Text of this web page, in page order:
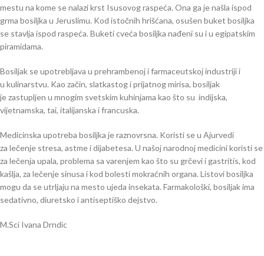
mestu na kome se nalazi krst Isusovog raspeća. Ona ga je našla ispod
grma bosiljka u Jeruslimu. Kod istočnih hrišćana, osušen buket bosiljka
se stavlja ispod raspeća. Buketi cveća bosiljka nađeni su i u egipatskim
piramidama.
Bosiljak se upotrebljava u prehrambenoj i farmaceutskoj industriji i
u kulinarstvu. Kao začin, slatkastog i prijatnog mirisa, bosiljak
je zastupljen u mnogim svetskim kuhinjama kao što su indijska,
vijetnamska, tai, italijanska i francuska.
Medicinska upotreba bosiljka je raznovrsna. Koristi se u Ajurvedi
za lečenje stresa, astme i dijabetesa. U našoj narodnoj medicini koristi se
za lečenja upala, problema sa varenjem kao što su grčevi i gastritis, kod
kašlja, za lečenje sinusa i kod bolesti mokraćnih organa. Listovi bosiljka
mogu da se utrljaju na mesto ujeda insekata. Farmakološki, bosiljak ima
sedativno, diuretsko i antiseptiško dejstvo.
M.Sci Ivana Drndic